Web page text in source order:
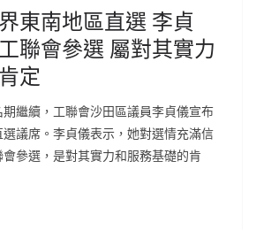
東南地區直選 李貞
聯會參選 屬對其實力
定
繼續，工聯會沙田區議員李貞儀宣布
議席。李貞儀表示，她對選情充滿信
參選，是對其實力和服務基礎的肯